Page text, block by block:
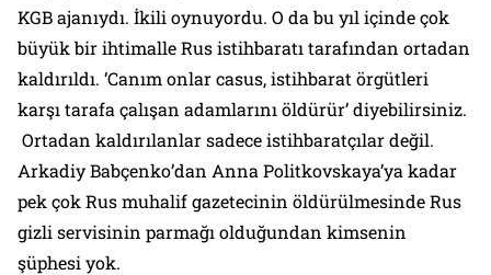
KGB ajanıydı. İkili oynuyordu. O da bu yıl içinde çok
büyük bir ihtimalle Rus istihbaratı tarafından ortadan
kaldırıldı. ‘Canım onlar casus, istihbarat örgütleri
karşı tarafa çalışan adamlarını öldürür’ diyebilirsiniz.
Ortadan kaldırılanlar sadece istihbaratçılar değil.
Arkadiy Babçenko’dan Anna Politkovskaya’ya kadar
pek çok Rus muhalif gazetecinin öldürülmesinde Rus
gizli servisinin parmağı olduğundan kimsenin
şüphesi yok.